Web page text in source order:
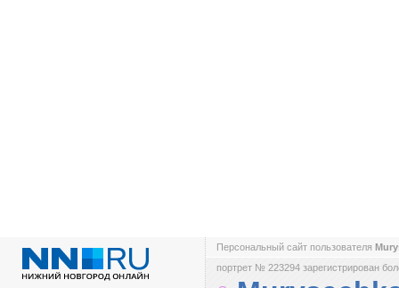
Персональный сайт пользователя
портрет № 223294 зарегистрирован